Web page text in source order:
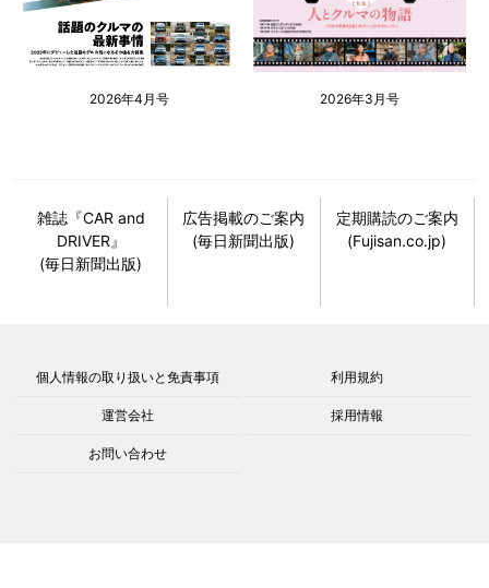
2026年4月号 2026年3月号
雑誌『CAR and
DRIVER』
(毎日新聞出版)
広告掲載のご案内
(毎日新聞出版)
定期購読のご案内
(Fujisan.co.jp)
個人情報の取り扱いと免責事項 利用規約
運営会社 採用情報
お問い合わせ